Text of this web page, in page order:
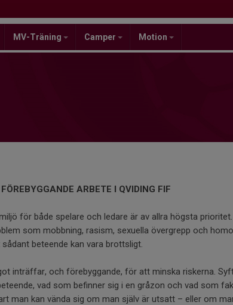
MV-Träning Camper Motion
ARBETE I QVIDING FIF
för både spelare och ledare är av allra högsta
som mobbning, rasism, sexuella övergrepp och
beteende kan vara brottsligt.
inträffar, och förebyggande, för att minska riskerna.
vad som befinner sig i en gråzon och vad som
man kan vända sig om man själv är utsatt – eller om